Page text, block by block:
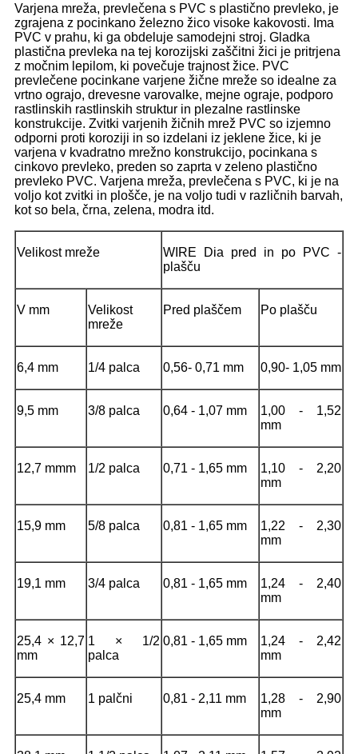
Varjena mreža, prevlečena s PVC s plastično prevleko, je
zgrajena z pocinkano železno žico visoke kakovosti. Ima
PVC v prahu, ki ga obdeluje samodejni stroj. Gladka
plastična prevleka na tej korozijski zaščitni žici je pritrjena
z močnim lepilom, ki povečuje trajnost žice. PVC
prevlečene pocinkane varjene žične mreže so idealne za
vrtno ograjo, drevesne varovalke, mejne ograje, podporo
rastlinskih rastlinskih struktur in plezalne rastlinske
konstrukcije. Zvitki varjenih žičnih mrež PVC so izjemno
odporni proti koroziji in so izdelani iz jeklene žice, ki je
varjena v kvadratno mrežno konstrukcijo, pocinkana s
cinkovo ​​prevleko, preden so zaprta v zeleno plastično
prevleko PVC. Varjena mreža, prevlečena s PVC, ki je na
voljo kot zvitki in plošče, je na voljo tudi v različnih barvah,
kot so bela, črna, zelena, modra itd.
Velikost mreže
WIRE Dia pred in po PVC -
plašču
V mm
Velikost
mreže
Pred plaščem Po plašču
6,4 mm 1/4 palca 0,56- 0,71 mm 0,90- 1,05 mm
9,5 mm 3/8 palca 0,64 - 1,07 mm
1,00 - 1,52
mm
12,7 mmm 1/2 palca 0,71 - 1,65 mm
1,10 - 2,20
mm
15,9 mm 5/8 palca 0,81 - 1,65 mm
1,22 - 2,30
mm
19,1 mm 3/4 palca 0,81 - 1,65 mm
1,24 - 2,40
mm
25,4 × 12,7
mm
1 × 1/2
palca
0,81 - 1,65 mm
1,24 - 2,42
mm
25,4 mm 1 palčni 0,81 - 2,11 mm
1,28 - 2,90
mm